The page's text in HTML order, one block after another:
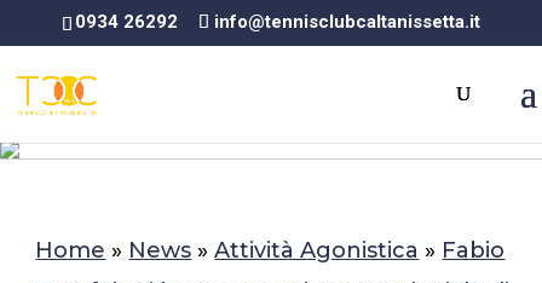
0934 26292 info@tennisclubcaltanissetta.it
Home » News »Attività Agonistica » Fabio